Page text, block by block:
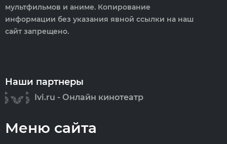
мультфильмов и аниме. Копирование
информации без указания явной ссылки на наш
сайт запрещено.
Наши партнеры
Ivi.ru - Онлайн кинотеатр
Меню сайта